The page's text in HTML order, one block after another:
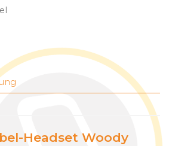
Headset Woody